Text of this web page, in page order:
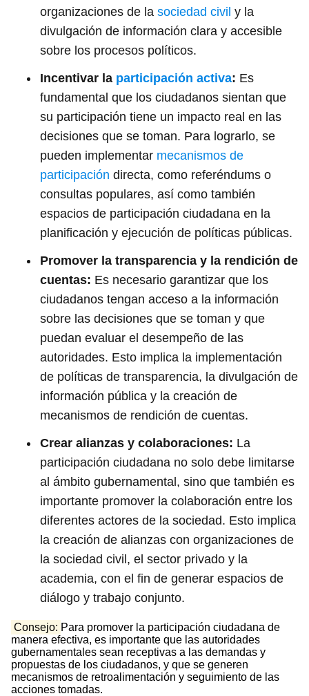
organizaciones de la sociedad civil y la
divulgación de información clara y accesible
sobre los procesos políticos.
Incentivar la participación activa: Es
fundamental que los ciudadanos sientan que
su participación tiene un impacto real en las
decisiones que se toman. Para lograrlo, se
pueden implementar mecanismos de
participación directa, como referéndums o
consultas populares, así como también
espacios de participación ciudadana en la
planificación y ejecución de políticas públicas.
Promover la transparencia y la rendición de
cuentas: Es necesario garantizar que los
ciudadanos tengan acceso a la información
sobre las decisiones que se toman y que
puedan evaluar el desempeño de las
autoridades. Esto implica la implementación
de políticas de transparencia, la divulgación de
información pública y la creación de
mecanismos de rendición de cuentas.
Crear alianzas y colaboraciones: La
participación ciudadana no solo debe limitarse
al ámbito gubernamental, sino que también es
importante promover la colaboración entre los
diferentes actores de la sociedad. Esto implica
la creación de alianzas con organizaciones de
la sociedad civil, el sector privado y la
academia, con el fin de generar espacios de
diálogo y trabajo conjunto.
Consejo: Para promover la participación ciudadana de
manera efectiva, es importante que las autoridades
gubernamentales sean receptivas a las demandas y
propuestas de los ciudadanos, y que se generen
mecanismos de retroalimentación y seguimiento de las
acciones tomadas.